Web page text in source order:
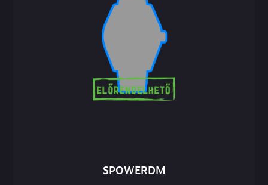
SPOWERDM